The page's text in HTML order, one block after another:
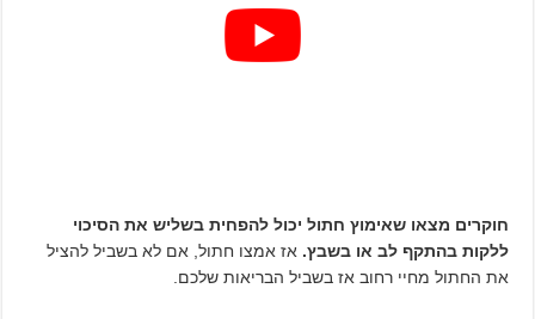
חוקרים מצאו שאימוץ חתול יכול להפחית בשליש את הסיכוי
ללקות בהתקף לב או בשבץ. אז אמצו חתול, אם לא בשביל להציל
את החתול מחיי רחוב אז בשביל הבריאות שלכם.